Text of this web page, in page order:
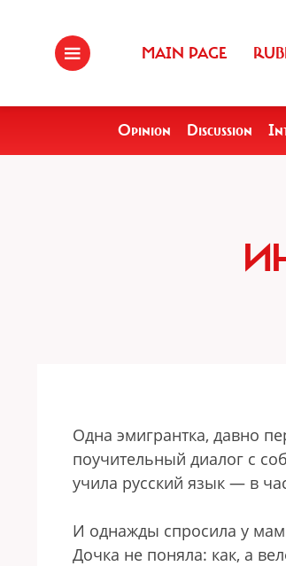
MAIN PAGE
Opinion Discussion
Одна эмигрантка, давно
поучительный диалог с
учила русский язык — в
И однажды спросила у
Дочка не поняла: как, а